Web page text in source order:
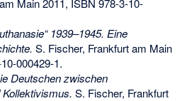
Main 2011, ISBN 978-3-10-
1939–1945. Eine
S. Fischer, Frankfurt am Main
000429-1.
Deutschen zwischen
S. Fischer, Frankfurt